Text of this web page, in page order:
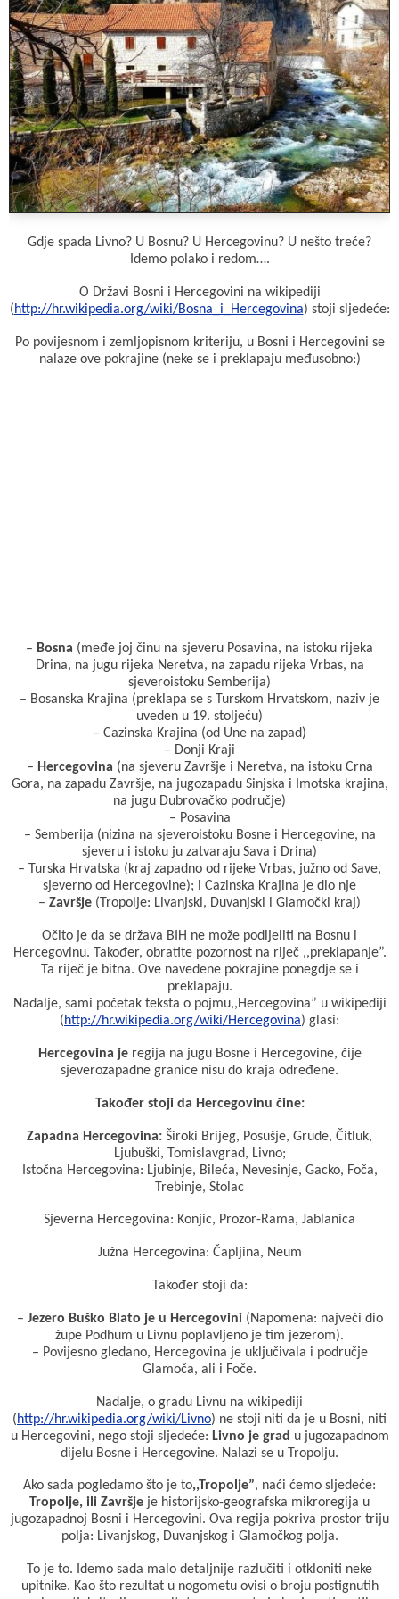
b
o
o
k
s
A
p
p
r l t
e
r
Gdje spada Livno? U Bosnu? U Hercegovinu? U nešto treće?
Idemo polako i redom….
O Državi Bosni i Hercegovini na wikipediji
(http://hr.wikipedia.org/wiki/Bosna_i_Hercegovina) stoji sljedeće:
Po povijesnom i zemljopisnom kriteriju, u Bosni i Hercegovini se
nalaze ove pokrajine (neke se i preklapaju međusobno:)
– Bosna (međe joj činu na sjeveru Posavina, na istoku rijeka
Drina, na jugu rijeka Neretva, na zapadu rijeka Vrbas, na
sjeveroistoku Semberija)
– Bosanska Krajina (preklapa se s Turskom Hrvatskom, naziv je
uveden u 19. stoljeću)
– Cazinska Krajina (od Une na zapad)
– Donji Kraji
– Hercegovina (na sjeveru Završje i Neretva, na istoku Crna
Gora, na zapadu Završje, na jugozapadu Sinjska i Imotska krajina,
na jugu Dubrovačko područje)
– Posavina
– Semberija (nizina na sjeveroistoku Bosne i Hercegovine, na
sjeveru i istoku ju zatvaraju Sava i Drina)
– Turska Hrvatska (kraj zapadno od rijeke Vrbas, južno od Save,
sjeverno od Hercegovine); i Cazinska Krajina je dio nje
– Završje (Tropolje: Livanjski, Duvanjski i Glamočki kraj)
Očito je da se država BIH ne može podijeliti na Bosnu i
Hercegovinu. Također, obratite pozornost na riječ ,,preklapanje”.
Ta riječ je bitna. Ove navedene pokrajine ponegdje se i
preklapaju.
Nadalje, sami početak teksta o pojmu,,Hercegovina” u wikipediji
(http://hr.wikipedia.org/wiki/Hercegovina) glasi:
Hercegovina jeregija na jugu Bosne i Hercegovine, čije
sjeverozapadne granice nisu do kraja određene.
Također stoji da Hercegovinu čine:
Zapadna Hercegovina: Široki Brijeg, Posušje, Grude, Čitluk,
Ljubuški, Tomislavgrad, Livno;
Istočna Hercegovina: Ljubinje, Bileća, Nevesinje, Gacko, Foča,
Trebinje, Stolac
Sjeverna Hercegovina: Konjic, Prozor-Rama, Jablanica
Južna Hercegovina: Čapljina, Neum
Također stoji da:
– Jezero Buško Blato je u Hercegovini(Napomena: najveći dio
župe Podhum u Livnu poplavljeno je tim jezerom).
– Povijesno gledano, Hercegovina je uključivala i područje
Glamoča, ali i Foče.
Nadalje, o gradu Livnu na wikipediji
(http://hr.wikipedia.org/wiki/Livno) ne stoji niti da je u Bosni, niti
u Hercegovini, nego stoji sljedeće: Livno je grad u jugozapadnom
dijelu Bosne i Hercegovine. Nalazi se u Tropolju.
Ako sada pogledamo što je to,,Tropolje”, naći ćemo sljedeće:
Tropolje, ili Završje je historijsko-geografska mikroregija u
jugozapadnoj Bosni i Hercegovini. Ova regija pokriva prostor triju
polja: Livanjskog, Duvanjskog i Glamočkog polja.
To je to. Idemo sada malo detaljnije razlučiti i otkloniti neke
upitnike. Kao što rezultat u nogometu ovisi o broju postignutih